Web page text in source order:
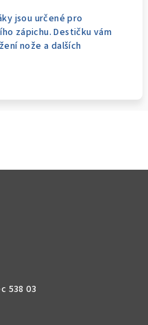
jsou určené pro
zápichu. Destičku vám
nože a dalších
538 03